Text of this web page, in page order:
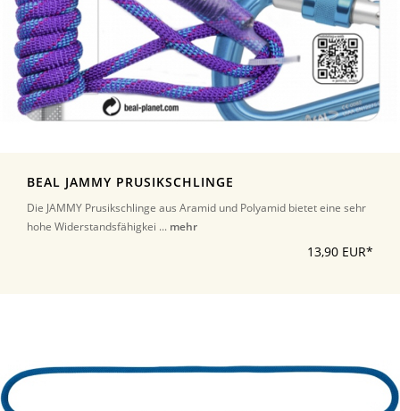
BEAL JAMMY PRUSIKSCHLINGE
Die JAMMY Prusikschlinge aus Aramid und Polyamid bietet eine sehr
hohe Widerstandsfähigkei ... mehr
13,90 EUR*